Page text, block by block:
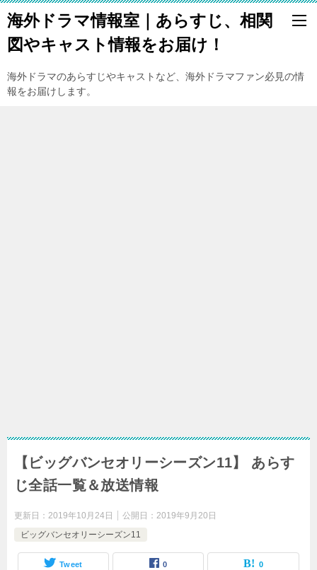
海外ドラマ情報室｜あらすじ、相関
図やキャスト情報をお届け！
海外ドラマのあらすじやキャストなど、海外ドラマファン必見の情
報をお届けします。
【ビッグバンセオリーシーズン11】 あらす
じ全話一覧＆放送情報
更新日： 2019年10月24日 公開日： 2019年9月20日
ビッグバンセオリーシーズン11
Tweet 0 0